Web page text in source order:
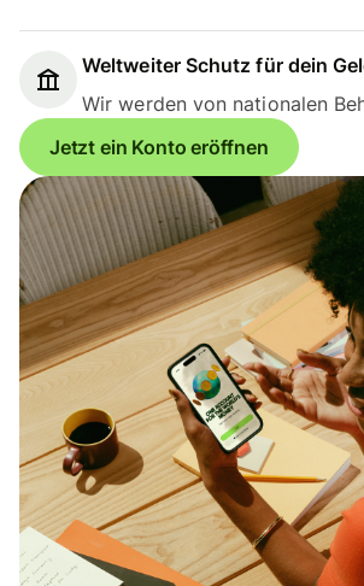
Weltweiter Schutz für dein
Wir werden von nationalen
Jetzt ein Konto eröffnen